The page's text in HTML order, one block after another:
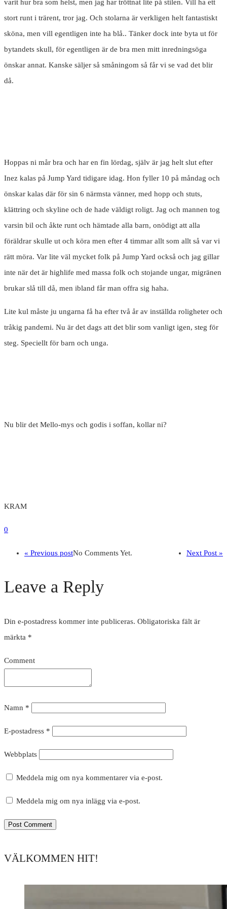
varit hur bra som helst, men jag har tröttnat lite på stilen. Vill ha ett
stort runt i trärent, tror jag. Och stolarna är verkligen helt fantastiskt
sköna, men vill egentligen inte ha blå.. Tänker dock inte byta ut för
bytandets skull, för egentligen är de bra men mitt inredningsöga
önskar annat. Kanske säljer så småningom så får vi se vad det blir
då.
Hoppas ni mår bra och har en fin lördag, själv är jag helt slut efter
Inez kalas på Jump Yard tidigare idag. Hon fyller 10 på måndag och
önskar kalas där för sin 6 närmsta vänner, med hopp och stuts,
klättring och skyline och de hade väldigt roligt. Jag och mannen tog
varsin bil och åkte runt och hämtade alla barn, onödigt att alla
föräldrar skulle ut och köra men efter 4 timmar allt som allt så var vi
rätt möra. Var lite väl mycket folk på Jump Yard också och jag gillar
inte när det är highlife med massa folk och stojande ungar, migränen
brukar slå till då, men ibland får man offra sig haha.
Lite kul måste ju ungarna få ha efter två år av inställda roligheter och
tråkig pandemi. Nu är det dags att det blir som vanligt igen, steg för
steg. Speciellt för barn och unga.
Nu blir det Mello-mys och godis i soffan, kollar ni?
KRAM
0
« Previous post Next Post »
No Comments Yet.
Leave a Reply
Din e-postadress kommer inte publiceras. Obligatoriska fält är
märkta *
Comment
Namn *
E-postadress *
Webbplats
Meddela mig om nya kommentarer via e-post.
Meddela mig om nya inlägg via e-post.
VÄLKOMMEN HIT!